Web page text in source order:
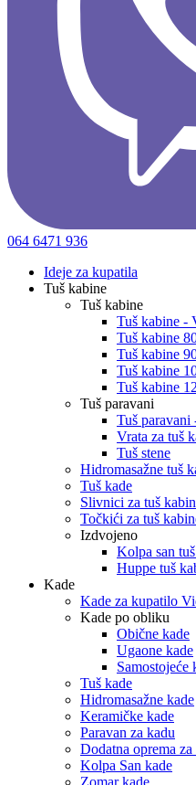
064 6471 936
Ideje za kupatila
Tuš kabine
Tuš kabine
Tuš kabine -
Tuš kabine
Tuš kabine
Tuš kabine
Tuš kabine
Tuš paravani
Tuš paravani
Vrata za tuš
Tuš stene
Hidromasažne tuš
Tuš kade
Slivnici za tuš
Točkići za tuš
Izdvojeno
Kolpa san
Huppe tuš
Kade
Kade za kupatilo
Kade po obliku
Obične kade
Ugaone kade
Samostojeće
Tuš kade
Hidromasažne kade
Keramičke kade
Paravan za kadu
Dodatna oprema za
Kolpa San kade
Zomar kade